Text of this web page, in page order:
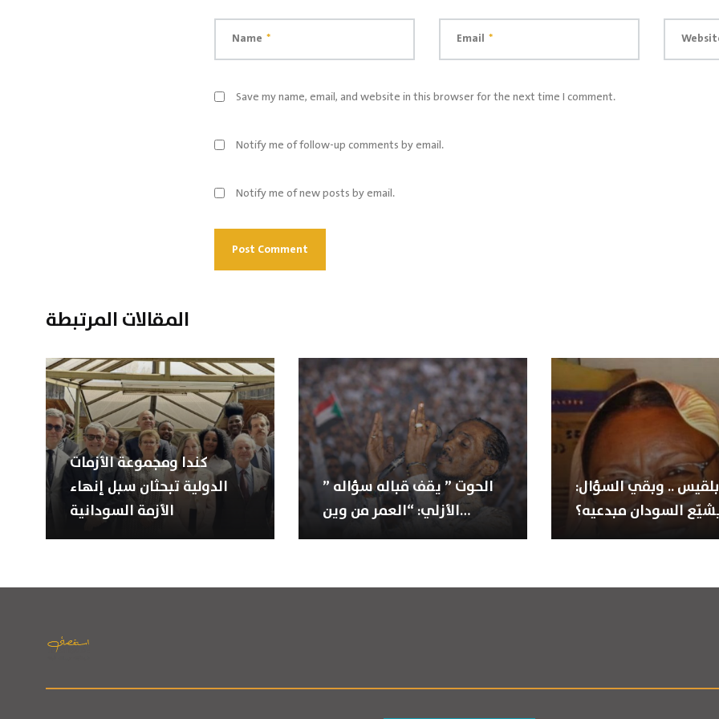
Name * Email *
Save my name, email, and website in this browser for the next time I comment.
Notify me of follow-up comments by email.
Notify me of new posts by email.
المقالات المرتبطة
كندا ومجموعة الأزمات
الدولية تبحثان سبل إنهاء
الأزمة السودانية
” الحوت ” يقف قباله سؤاله
الأزلي: “العمر من وين…
.. وبقي السؤال:
السودان مبدعيه؟